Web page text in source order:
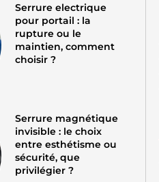
Serrure electrique
pour portail : la
rupture ou le
maintien, comment
choisir ?
Serrure magnétique
invisible : le choix
entre esthétisme ou
sécurité, que
privilégier ?